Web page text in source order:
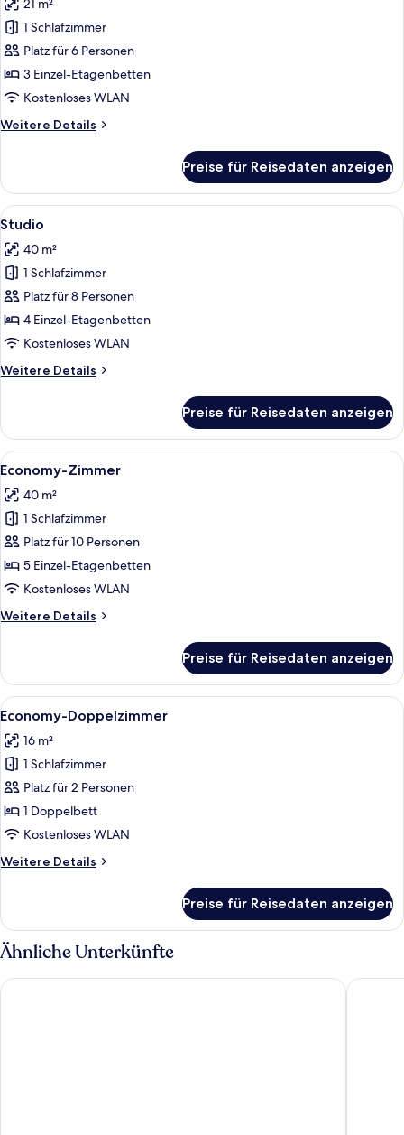
für
Design-
Studio
anzeigen
21 m²
1 Schlafzimmer
Platz für 6 Personen
3 Einzel-Etagenbetten
Kostenloses WLAN
Weitere Details
Weitere
Studio
Preise für Reisedaten anzeigen
Alle
Fotos
für
Studio
anzeigen
Ein schmales Zimmer mit
10
Studio
40 m²
1 Schlafzimmer
Platz für 8 Personen
4 Einzel-Etagenbetten
Kostenloses WLAN
Weitere Details
Weitere
Preise für Reisedaten anzeigen
Alle
Fotos
für
Economy-
Zimmer
anzeigen
Ein gemütliches Zimmer mit
8
Economy-Zimmer
40 m²
1 Schlafzimmer
Platz für 10 Personen
5 Einzel-Etagenbetten
Kostenloses WLAN
Weitere Details
Weitere
Zimmer
Preise für Reisedaten anzeigen
Alle
Fotos
für
Economy-
Doppelzimmer
anzeigen
Ein Bett mit weißer Bettwäsche,
5
Economy-Doppelzimmer
16 m²
1 Schlafzimmer
Platz für 2 Personen
1 Doppelbett
Kostenloses WLAN
Weitere Details
Weitere
Doppelzimmer
Preise für Reisedaten anzeigen
Ähnliche Unterkünfte
Limehome Amsterdam Westerpark Best